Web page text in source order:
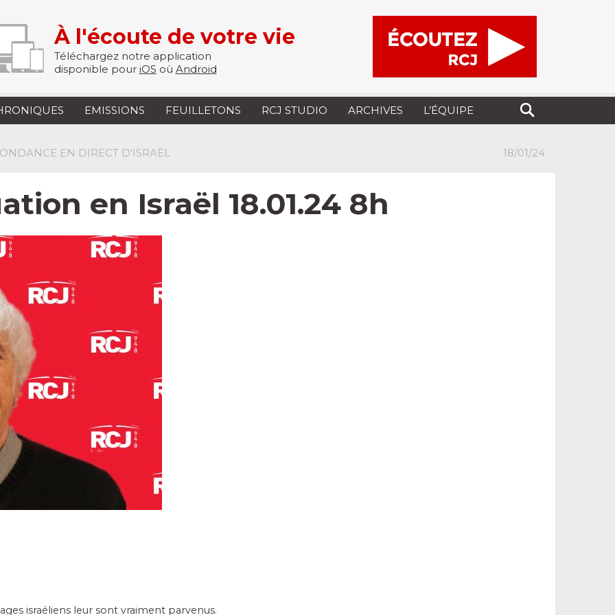
À l'écoute de votre vie
Téléchargez notre application
disponible pour iOS où Android
EMISSIONS FEUILLETONS RCJ STUDIO ARCHIVES L’ÉQUIPE
EN DIRECT D'ISRAËL 18/01/24
en Israël 18.01.24 8h
israéliens leur sont vraiment parvenus.